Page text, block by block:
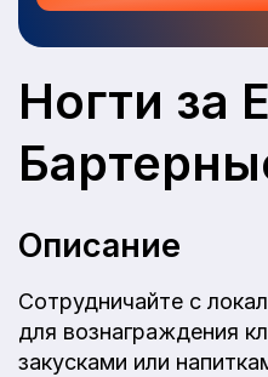
Ногти за
Описание
Сотрудничайте с
для вознаграждения
закусками или